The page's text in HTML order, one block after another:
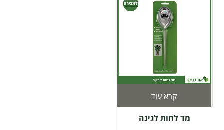
מד לחות לגינה
קרא עוד